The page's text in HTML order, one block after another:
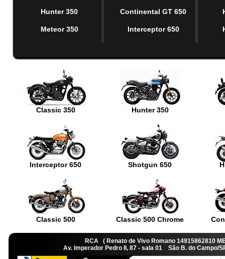
Hunter 350
Meteor 350
Continental GT 650
Interceptor 650
Classic 350 Hunter 350
Interceptor 650 Shotgun 650
Classic 500 Classic 500 Chrome
RCA ( Renato de Vivo Romano
Av. Imperador Pedro II, 87 - sala 01 São B. do